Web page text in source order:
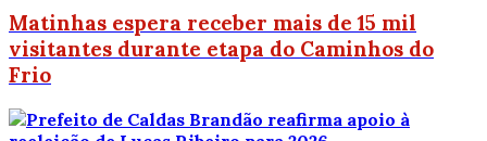
Matinhas espera receber mais de 15 mil
visitantes durante etapa do Caminhos do
Frio